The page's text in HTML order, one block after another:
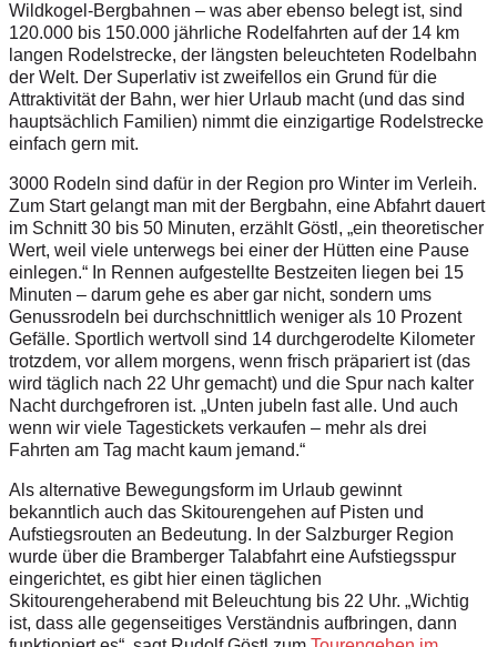
Wildkogel-Bergbahnen – was aber ebenso belegt ist, sind
120.000 bis 150.000 jährliche Rodelfahrten auf der 14 km
langen Rodelstrecke, der längsten beleuchteten Rodelbahn
der Welt. Der Superlativ ist zweifellos ein Grund für die
Attraktivität der Bahn, wer hier Urlaub macht (und das sind
hauptsächlich Familien) nimmt die einzigartige Rodelstrecke
einfach gern mit.
3000 Rodeln sind dafür in der Region pro Winter im Verleih.
Zum Start gelangt man mit der Bergbahn, eine Abfahrt dauert
im Schnitt 30 bis 50 Minuten, erzählt Göstl, „ein theoretischer
Wert, weil viele unterwegs bei einer der Hütten eine Pause
einlegen.“ In Rennen aufgestellte Bestzeiten liegen bei 15
Minuten – darum gehe es aber gar nicht, sondern ums
Genussrodeln bei durchschnittlich weniger als 10 Prozent
Gefälle. Sportlich wertvoll sind 14 durchgerodelte Kilometer
trotzdem, vor allem morgens, wenn frisch präpariert ist (das
wird täglich nach 22 Uhr gemacht) und die Spur nach kalter
Nacht durchgefroren ist. „Unten jubeln fast alle. Und auch
wenn wir viele Tagestickets verkaufen – mehr als drei
Fahrten am Tag macht kaum jemand.“
Als alternative Bewegungsform im Urlaub gewinnt
bekanntlich auch das Skitourengehen auf Pisten und
Aufstiegsrouten an Bedeutung. In der Salzburger Region
wurde über die Bramberger Talabfahrt eine Aufstiegsspur
eingerichtet, es gibt hier einen täglichen
Skitourengeherabend mit Beleuchtung bis 22 Uhr. „Wichtig
ist, dass alle gegenseitiges Verständnis aufbringen, dann